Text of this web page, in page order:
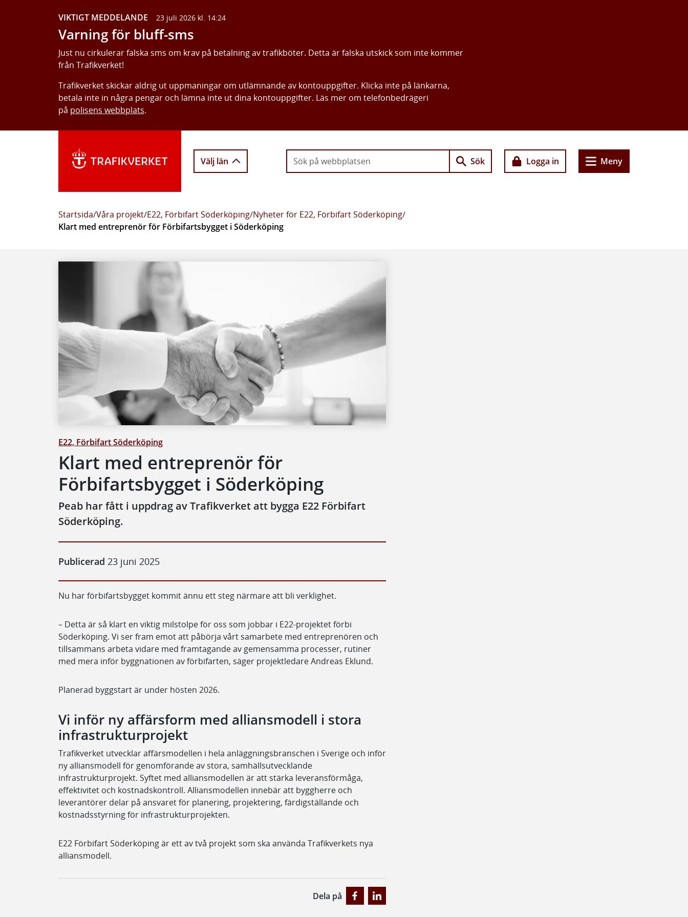
VIKTIGT MEDDELANDE 23 juli 2026 kl. 14:24
Varning för bluff-sms
Just nu cirkulerar falska sms om krav på betalning av trafikböter. Detta är falska utskick som inte kommer
från Trafikverket!
Trafikverket skickar aldrig ut uppmaningar om utlämnande av kontouppgifter. Klicka inte på länkarna,
betala inte in några pengar och lämna inte ut dina kontouppgifter. Läs mer om telefonbedrägeri
på polisens webbplats.
Välj län Sök Logga in Meny
Startsida/Våra projekt/E22, Förbifart Söderköping/Nyheter för E22, Förbifart Söderköping/
Klart med entreprenör för Förbifartsbygget i Söderköping
E22, Förbifart Söderköping
Klart med entreprenör för
Förbifartsbygget i Söderköping
Peab har fått i uppdrag av Trafikverket att bygga E22 Förbifart
Söderköping.
Publicerad 23 juni 2025
Nu har förbifartsbygget kommit ännu ett steg närmare att bli verklighet.
– Detta är så klart en viktig milstolpe för oss som jobbar i E22-projektet förbi
Söderköping. Vi ser fram emot att påbörja vårt samarbete med entreprenören och
tillsammans arbeta vidare med framtagande av gemensamma processer, rutiner
med mera inför byggnationen av förbifarten, säger projektledare Andreas Eklund.
Planerad byggstart är under hösten 2026.
Vi inför ny affärsform med alliansmodell i stora
infrastrukturprojekt
Trafikverket utvecklar affärsmodellen i hela anläggningsbranschen i Sverige och inför
ny alliansmodell för genomförande av stora, samhällsutvecklande
infrastrukturprojekt. Syftet med alliansmodellen är att stärka leveransförmåga,
effektivitet och kostnadskontroll. Alliansmodellen innebär att byggherre och
leverantörer delar på ansvaret för planering, projektering, färdigställande och
kostnadsstyrning för infrastrukturprojekten.
E22 Förbifart Söderköping är ett av två projekt som ska använda Trafikverkets nya
alliansmodell.
Dela på